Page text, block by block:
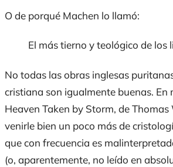
O de porqué Machen lo llamó:
El más tierno y teológico de los
No todas las obras inglesas
cristiana son igualmente buenas. En
Heaven Taken by Storm, de
venirle bien un poco más de
que con frecuencia es
(o, aparentemente, no leído en